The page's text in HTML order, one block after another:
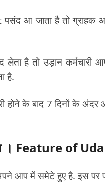
आ जाता है तो ग्राहक
लेता है तो उड़ान
है.
होने के बाद 7 दिनों के
। Feature of
आप में समेटे हुए है. इस